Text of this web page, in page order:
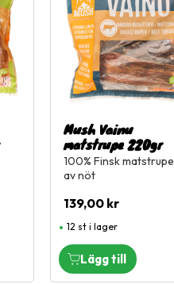
Mush Vainu
matstrupe 220gr
100% Finsk matstrupe
av nöt
139,00kr
12 st i lager